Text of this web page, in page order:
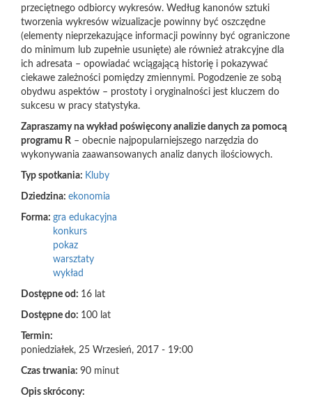
przeciętnego odbiorcy wykresów. Według kanonów sztuki
tworzenia wykresów wizualizacje powinny być oszczędne
(elementy nieprzekazujące informacji powinny być ograniczone
do minimum lub zupełnie usunięte) ale również atrakcyjne dla
ich adresata – opowiadać wciągającą historię i pokazywać
ciekawe zależności pomiędzy zmiennymi. Pogodzenie ze sobą
obydwu aspektów – prostoty i oryginalności jest kluczem do
sukcesu w pracy statystyka.
Zapraszamy na wykład poświęcony analizie danych za pomocą
programu R – obecnie najpopularniejszego narzędzia do
wykonywania zaawansowanych analiz danych ilościowych.
Typ spotkania: Kluby
Dziedzina: ekonomia
Forma: gra edukacyjna
konkurs
pokaz
warsztaty
wykład
Dostępne od: 16 lat
Dostępne do: 100 lat
Termin:
poniedziałek, 25 Wrzesień, 2017 - 19:00
Czas trwania: 90 minut
Opis skrócony: